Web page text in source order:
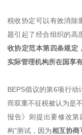
税收协定可以有效消除
题引起了经合组织的高
收协定范本第四条规定
实际管理机构所在国享
BEPS倡议的第6项行动
而双重不征税被认为是
报告》则提出要修改第
构”测试，因为相互协商